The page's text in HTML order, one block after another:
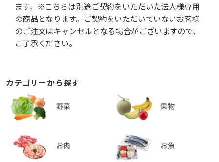
ます。※こちらは別途ご契約をいただいた法人様専用
の商品となります。ご契約をいただいていないお客様
のご注文はキャンセルとなる場合がございますので、
ご了承ください。
カテゴリーから探す